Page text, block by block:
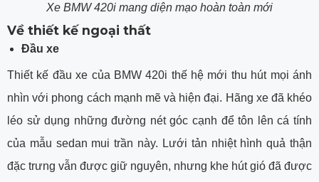
Xe BMW 420i mang diện mạo hoàn toàn mới
Về thiết kế ngoại thất
Đầu xe
Thiết kế đầu xe của BMW 420i thế hệ mới thu hút mọi ánh
nhìn với phong cách mạnh mẽ và hiện đại. Hãng xe đã khéo
léo sử dụng những đường nét góc cạnh để tôn lên cá tính
của mẫu sedan mui trần này. Lưới tản nhiệt hình quả thận
đặc trưng vẫn được giữ nguyên, nhưng khe hút gió đã được